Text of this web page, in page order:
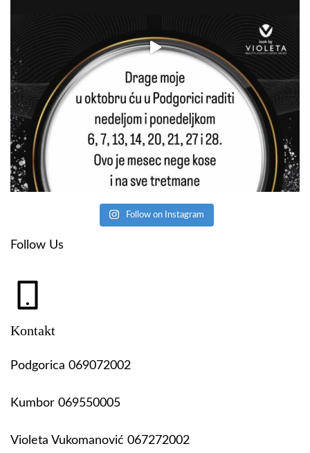
Follow on Instagram
Follow Us
Kontakt
Podgorica 069072002
Kumbor 069550005
Violeta Vukomanović 067272002